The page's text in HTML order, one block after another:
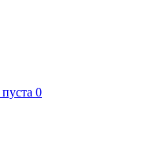
пуста 0